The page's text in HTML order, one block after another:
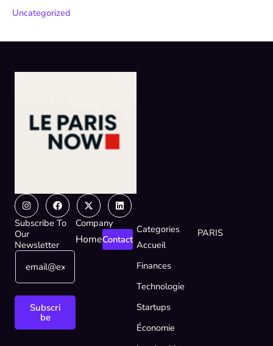
Uncategorized
InstagramFacebook
X-
twitter
Linkedin
Subscribe To
Our
Newsletter
E
a
i
m
E
a
Subscri
be
Company
HomeContact
Categories
Accueil
Finances
Technologie
Startups
Économie
PARIS